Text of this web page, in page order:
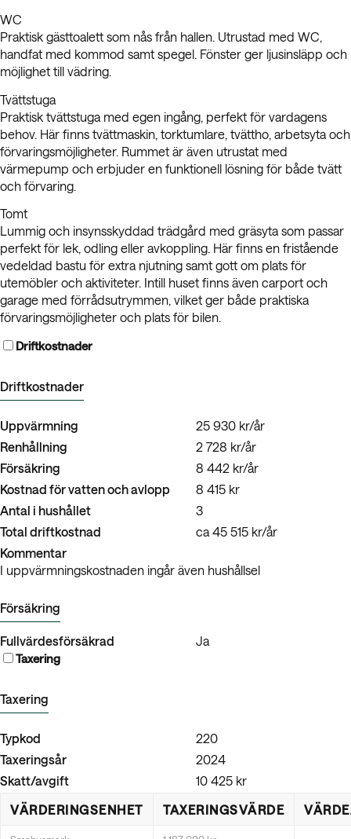
WC
Praktisk gästtoalett som nås från hallen. Utrustad med WC,
handfat med kommod samt spegel. Fönster ger ljusinsläpp och
möjlighet till vädring.
Tvättstuga
Praktisk tvättstuga med egen ingång, perfekt för vardagens
behov. Här finns tvättmaskin, torktumlare, tvättho, arbetsyta och
förvaringsmöjligheter. Rummet är även utrustat med
värmepump och erbjuder en funktionell lösning för både tvätt
och förvaring.
Tomt
Lummig och insynsskyddad trädgård med gräsyta som passar
perfekt för lek, odling eller avkoppling. Här finns en fristående
vedeldad bastu för extra njutning samt gott om plats för
utemöbler och aktiviteter. Intill huset finns även carport och
garage med förrådsutrymmen, vilket ger både praktiska
förvaringsmöjligheter och plats för bilen.
Driftkostnader
Driftkostnader
Uppvärmning
25 930 kr/år
Renhållning
2 728 kr/år
Försäkring
8 442 kr/år
Kostnad för vatten och avlopp
8 415 kr
Antal i hushållet
3
Total driftkostnad
ca 45 515 kr/år
Kommentar
I uppvärmningskostnaden ingår även hushållsel
Försäkring
Fullvärdesförsäkrad Ja
Taxering
Taxering
Typkod
220
Taxeringsår
2024
Skatt/avgift
10 425 kr
VÄRDERINGSENHET
TAXERINGSVÄRDE